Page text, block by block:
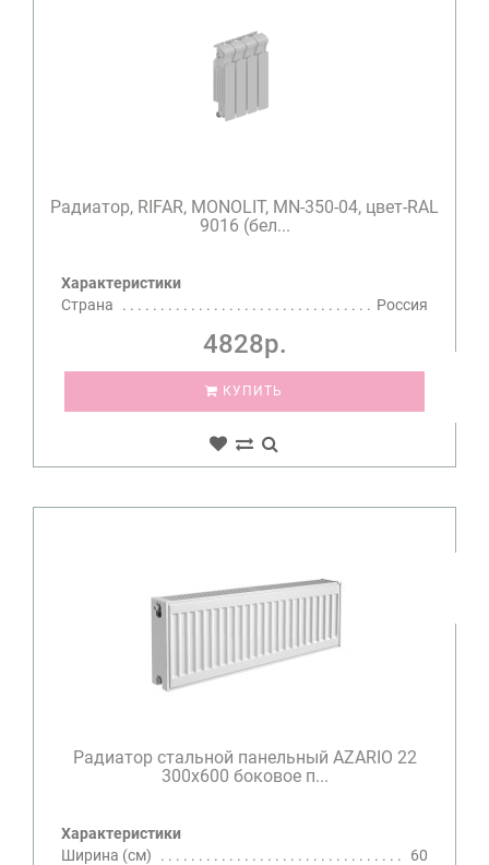
Радиатор, RIFAR, MONOLIT, MN-350-04, цвет-RAL
9016 (бел...
Характеристики
Страна
Россия
4828р.
КУПИТЬ
Радиатор стальной панельный AZARIO 22
300х600 боковое п...
Характеристики
Ширина (см)
60